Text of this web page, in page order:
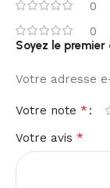
0
0
Soyez le premier
Votre adresse
Votre note *
Votre avis *